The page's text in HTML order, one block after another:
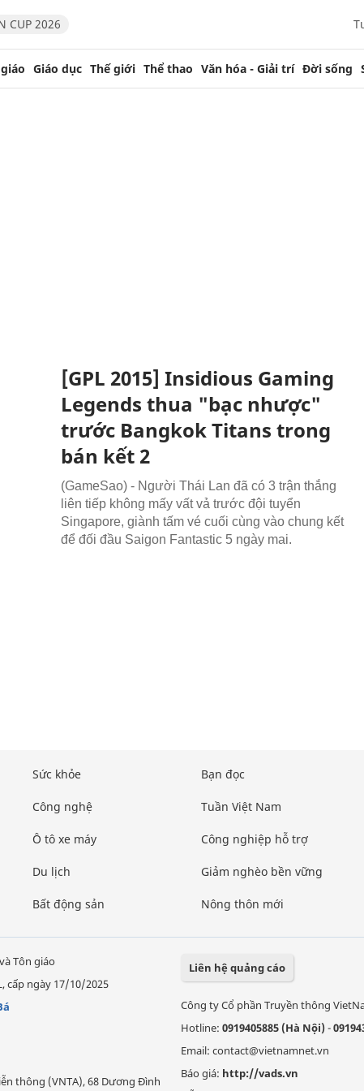
CUP 2026
Giáo dục Thế giới Thể thao Văn hóa - Giải trí Đời sống
[GPL 2015] Insidious Gaming
Legends thua "bạc nhược"
trước Bangkok Titans trong
bán kết 2
(GameSao) - Người Thái Lan đã có 3 trận thắng
liên tiếp không mấy vất vả trước đội tuyển
Singapore, giành tấm vé cuối cùng vào chung kết
để đối đầu Saigon Fantastic 5 ngày mai.
Sức khỏe
Công nghệ
Ô tô xe máy
Du lịch
Bất động sản
Bạn đọc
Tuần Việt Nam
Công nghiệp hỗ trợ
Giảm nghèo bền vững
Nông thôn mới
Tôn giáo
cấp ngày 17/10/2025
thông (VNTA), 68 Dương Đình
Liên hệ quảng cáo
Công ty Cổ phần Truyền thông
Hotline: 0919405885 (Hà Nội)-
Email: contact@vietnamnet.vn
Báo giá: http://vads.vn